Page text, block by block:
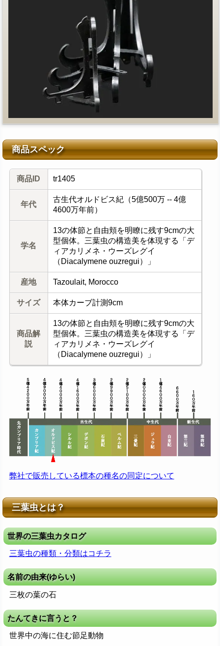
商品スペック
商品ID tr1405
年代
古生代オルドビス紀（5億500万 -- 4億
4600万年前）
学名
13の体節と自由頬を明瞭に残す9cmの大
型個体。三葉虫の構造美を体現する「デ
ィアカリメネ・ウーズレグイ
（Diacalymene ouzregui）」
産地 Tazoulait, Morocco
サイズ 本体カーブ計測9cm
商品解
説
13の体節と自由頬を明瞭に残す9cmの大
型個体。三葉虫の構造美を体現する「デ
ィアカリメネ・ウーズレグイ
（Diacalymene ouzregui）」
弊社で販売している標本の種名の同定について
三葉虫とは？
世界の三葉虫カタログ
三葉虫の種類・分類はコチラ
名前の由来(ゆらい)
三枚の葉の石
たんてきに言うと？
世界中の海に住む節足動物